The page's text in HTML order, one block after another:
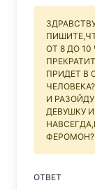
ОТ 8 ДО
ПРИДЕТ В
И
ДЕВУШКУ
ОТВЕТ